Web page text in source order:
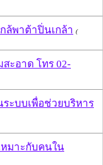
ล้พาต้าปิ่นเกล้า (
สะอาด โทร 02-
ระบบเพื่อช่วยบริหาร
หมาะกับคนใน